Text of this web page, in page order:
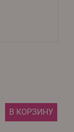
В КОРЗИНУ